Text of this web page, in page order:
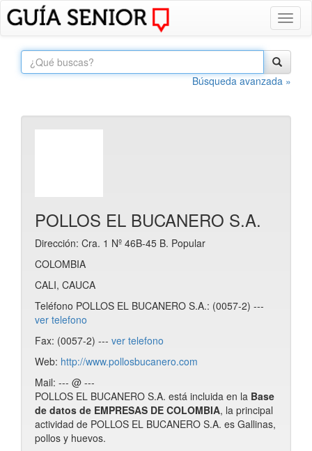
Búsqueda avanzada »
POLLOS EL BUCANERO S.A.
Dirección: Cra. 1 Nº 46B-45 B. Popular
COLOMBIA
CALI, CAUCA
Teléfono POLLOS EL BUCANERO S.A.: (0057-2) ---
ver telefono
Fax: (0057-2) --- ver telefono
Web: http://www.pollosbucanero.com
Mail: --- @ ---
POLLOS EL BUCANERO S.A. está incluida en la Base
de datos de EMPRESAS DE COLOMBIA, la principal
actividad de POLLOS EL BUCANERO S.A. es Gallinas,
pollos y huevos.